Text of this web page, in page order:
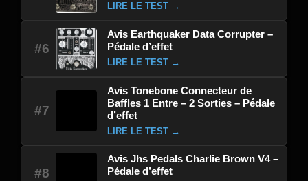
LIRE LE TEST →
#6
Avis Earthquaker Data Corrupter –
Pédale d’effet
LIRE LE TEST →
#7
Avis Tonebone Connecteur de
Baffles 1 Entre – 2 Sorties – Pédale
d’effet
LIRE LE TEST →
#8
Avis Jhs Pedals Charlie Brown V4 –
Pédale d’effet